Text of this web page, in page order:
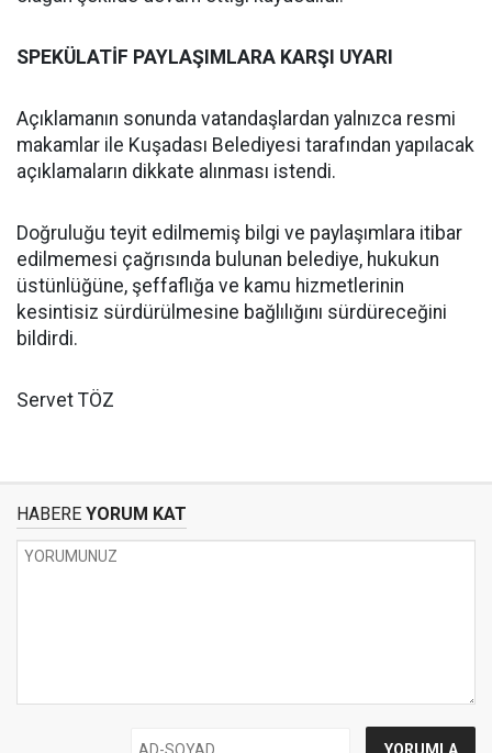
SPEKÜLATİF PAYLAŞIMLARA KARŞI UYARI
Açıklamanın sonunda vatandaşlardan yalnızca resmi
makamlar ile Kuşadası Belediyesi tarafından yapılacak
açıklamaların dikkate alınması istendi.
Doğruluğu teyit edilmemiş bilgi ve paylaşımlara itibar
edilmemesi çağrısında bulunan belediye, hukukun
üstünlüğüne, şeffaflığa ve kamu hizmetlerinin
kesintisiz sürdürülmesine bağlılığını sürdüreceğini
bildirdi.
Servet TÖZ
HABERE YORUM KAT